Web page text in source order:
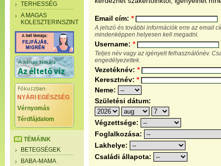
TERHESSÉG
A MAGAS
KOLESZTERINSZINT
NYÁRI EGÉSZSÉG
Vérnyomás
Térdfájdalom
TÉMÁINK
BETEGSÉGEK
BABA-MAMA
Email cím: *
A jelszó és további információk erre az email
mindenképpen helyesen kell megadni.
Username: *
Teljes név vagy az igényelt felhasználónév.
engedélyezettek.
Vezetéknév: *
Keresztnév: *
Neme:
Születési dátum:
Végzettsége:
Foglalkozása:
Lakhelye:
Családi állapota: